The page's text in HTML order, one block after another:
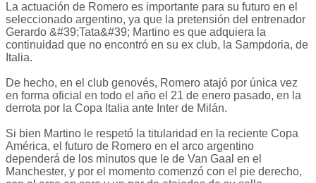
La actuación de Romero es importante para su futuro en el
seleccionado argentino, ya que la pretensión del entrenador
Gerardo &#39;Tata&#39; Martino es que adquiera la
continuidad que no encontró en su ex club, la Sampdoria, de
Italia.
De hecho, en el club genovés, Romero atajó por única vez
en forma oficial en todo el año el 21 de enero pasado, en la
derrota por la Copa Italia ante Inter de Milán.
Si bien Martino le respetó la titularidad en la reciente Copa
América, el futuro de Romero en el arco argentino
dependerá de los minutos que le de Van Gaal en el
Manchester, y por el momento comenzó con el pie derecho,